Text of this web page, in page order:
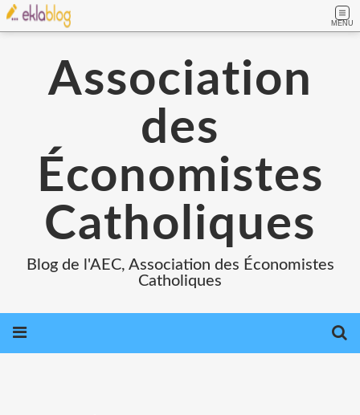
MENU
Association
des
Économistes
Catholiques
Blog de l'AEC, Association des Économistes
Catholiques